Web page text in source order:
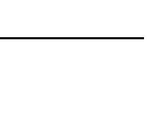
Carino, Marcelino